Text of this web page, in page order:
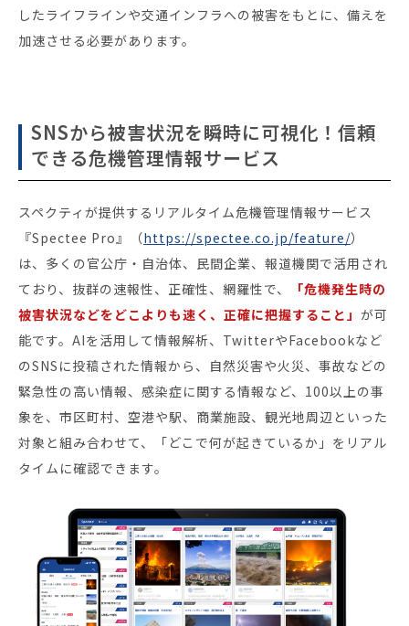
したライフラインや交通インフラへの被害をもとに、備えを
加速させる必要があります。
SNSから被害状況を瞬時に可視化！信頼
できる危機管理情報サービス
スペクティが提供するリアルタイム危機管理情報サービス
『Spectee Pro』（https://spectee.co.jp/feature/）
は、多くの官公庁・自治体、民間企業、報道機関で活用され
ており、抜群の速報性、正確性、網羅性で、
「危機発生時の
被害状況などをどこよりも速く、正確に把握すること」 が可
能です。AIを活用して情報解析、TwitterやFacebookなど
のSNSに投稿された情報から、自然災害や火災、事故などの
緊急性の高い情報、感染症に関する情報など、100以上の事
象を、市区町村、空港や駅、商業施設、観光地周辺といった
対象と組み合わせて、「どこで何が起きているか」をリアル
タイムに確認できます。